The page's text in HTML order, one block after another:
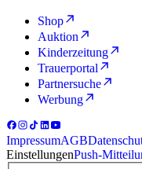
Shop
Auktion
Kinderzeitung
Trauerportal
Partnersuche
Werbung
ImpressumAGB
EinstellungenPush-